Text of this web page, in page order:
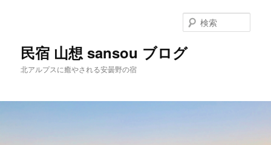
民宿 山想 sansou ブログ
北アルプスに癒やされる安曇野の宿
索